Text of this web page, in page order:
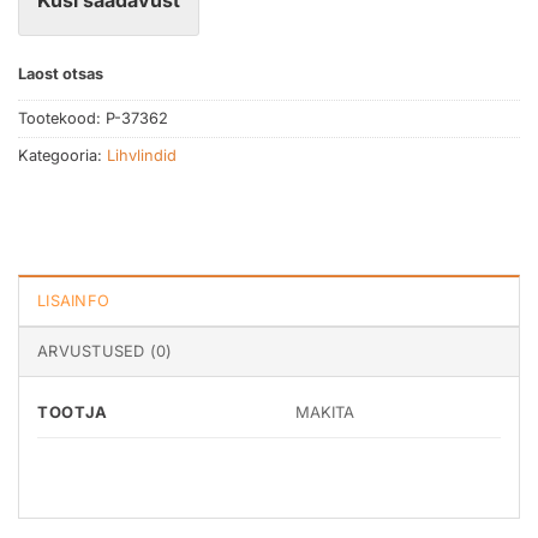
Laost otsas
Tootekood: P-37362
Kategooria: Lihvlindid
LISAINFO
ARVUSTUSED (0)
TOOTJA MAKITA